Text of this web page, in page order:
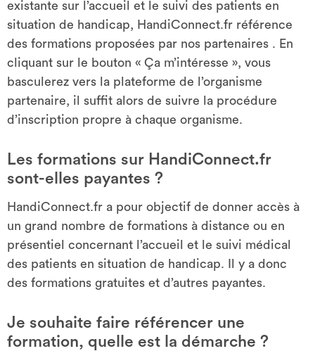
existante sur l’accueil et le suivi des patients en
situation de handicap, HandiConnect.fr référence
des formations proposées par nos partenaires . En
cliquant sur le bouton « Ça m’intéresse », vous
basculerez vers la plateforme de l’organisme
partenaire, il suffit alors de suivre la procédure
d’inscription propre à chaque organisme.
Les formations sur HandiConnect.fr
sont-elles payantes ?
HandiConnect.fr a pour objectif de donner accès à
un grand nombre de formations à distance ou en
présentiel concernant l’accueil et le suivi médical
des patients en situation de handicap. Il y a donc
des formations gratuites et d’autres payantes.
Je souhaite faire référencer une
formation, quelle est la démarche ?